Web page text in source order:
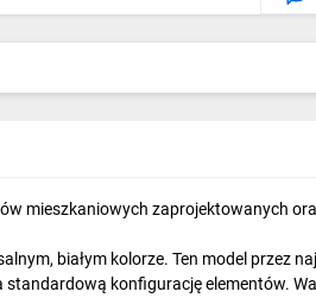
mieszkaniowych zaprojektowanych
białym kolorze. Ten model przez
konfigurację elementów.